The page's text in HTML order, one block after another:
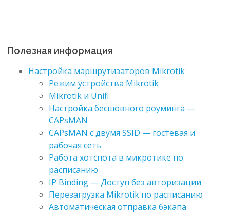
Полезная информация
Настройка маршрутизаторов Mikrotik
Режим устройства Mikrotik
Mikrotik и Unifi
Настройка бесшовного роуминга —
CAPsMAN
CAPsMAN с двумя SSID — гостевая и
рабочая сеть
Работа хотспота в микротике по
расписанию
IP Binding — Доступ без авторизации
Перезагрузка Mikrotik по расписанию
Автоматическая отправка бэкапа